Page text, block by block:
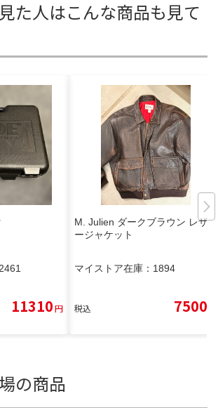
た人はこんな商品も見て
11310円
M. Julien ダークブラウン レザ
ージャケット
マイストア在庫： 1894
税込 7500
の商品